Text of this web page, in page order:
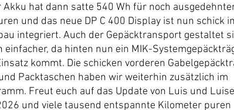
Akku hat dann satte 540 Wh für noch
und das neue DP C 400 Display ist nun schick
integriert. Auch der Gepäcktransport gestaltet
einfacher, da hinten nun ein MIK-
kommt. Die schicken vorderen
Packtaschen haben wir weiterhin zusätzlich im
Freut euch auf das Update von Luis und
und viele tausend entspannte Kilometer puren